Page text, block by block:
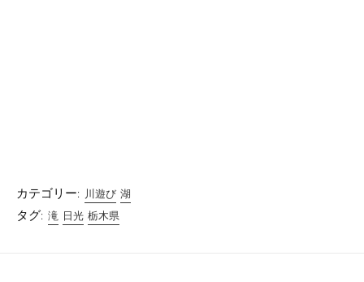
カテゴリー: 川遊び 湖
タグ: 滝 日光 栃木県